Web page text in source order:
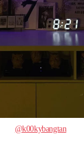
@k00kybangtan